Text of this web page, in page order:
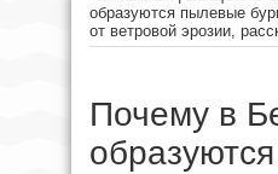
образуются пылевые
от ветровой эрозии,
Почему в